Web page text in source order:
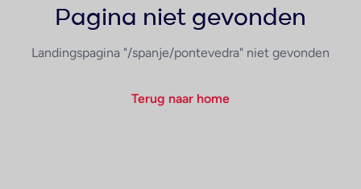
Pagina niet gevonden
Landingspagina "/spanje/pontevedra" niet gevonden
Terug naar home